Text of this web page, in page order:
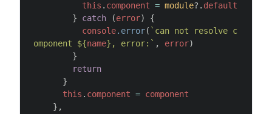
          this
. component = module?. default
        }
catch (error) {
          console
.error( `can not resolve c
omponent ${name}, error:` , error)
        }
        return
      }
      this
. component = component
    },